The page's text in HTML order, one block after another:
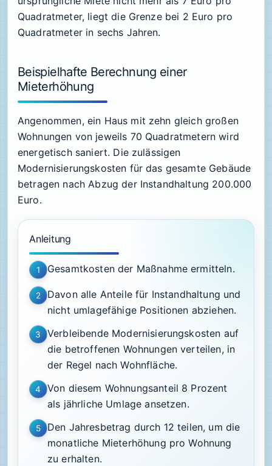
Quadratmeter, liegt die Grenze bei 2 Euro pro
Quadratmeter in sechs Jahren.
Beispielhafte Berechnung einer
Mieterhöhung
Angenommen, ein Haus mit zehn gleich großen
Wohnungen von jeweils 70 Quadratmetern wird
energetisch saniert. Die zulässigen
Modernisierungskosten für das gesamte Gebäude
betragen nach Abzug der Instandhaltung 200.000
Euro.
Anleitung
1 Gesamtkosten der Maßnahme ermitteln.
2
Davon alle Anteile für Instandhaltung und
nicht umlagefähige Positionen abziehen.
3
Verbleibende Modernisierungskosten auf
die betroffenen Wohnungen verteilen, in
der Regel nach Wohnfläche.
4
Von diesem Wohnungsanteil 8 Prozent
als jährliche Umlage ansetzen.
5
Den Jahresbetrag durch 12 teilen, um die
monatliche Mieterhöhung pro Wohnung
zu erhalten.